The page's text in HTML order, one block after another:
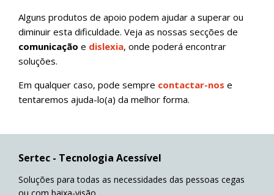
Alguns produtos de apoio podem ajudar a superar ou
diminuir esta dificuldade. Veja as nossas secções de
comunicação e dislexia, onde poderá encontrar
soluções.
Em qualquer caso, pode sempre contactar-nos e
tentaremos ajuda-lo(a) da melhor forma.
Sertec - Tecnologia Acessível
Soluções para todas as necessidades das pessoas cegas
ou com baixa-visão.